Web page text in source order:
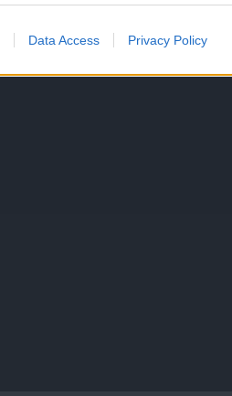
Data Access Privacy Policy